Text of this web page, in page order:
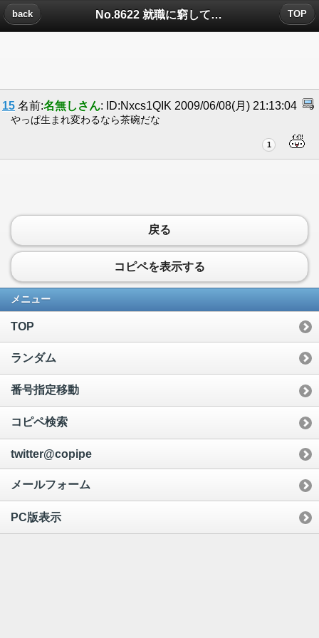
No.8622 就職に窮して青年海外救助隊に応募すると。についたコメント
back TOP
15 名前:名無しさん: ID:Nxcs1QIK 2009/06/08(月) 21:13:04
やっぱ生まれ変わるなら茶碗だな
1
戻る
コピペを表示する
メニュー
TOP
ランダム
番号指定移動
コピペ検索
twitter@copipe
メールフォーム
PC版表示